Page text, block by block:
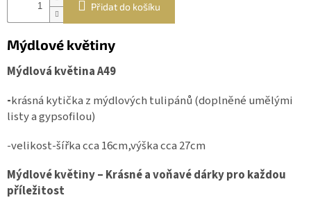
Přidat do košíku
Mýdlové květiny
Mýdlová květina A49
-krásná kytička z mýdlových tulipánů (doplněné umělými
listy a gypsofilou)
-velikost-šířka cca 16cm,výška cca 27cm
Mýdlové květiny – Krásné a voňavé dárky pro každou
příležitost